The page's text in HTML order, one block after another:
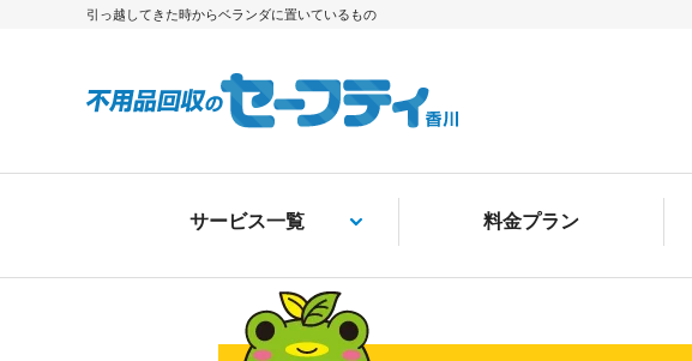
引っ越してきた時からベランダに置いているもの
サービス一覧 料金プラン